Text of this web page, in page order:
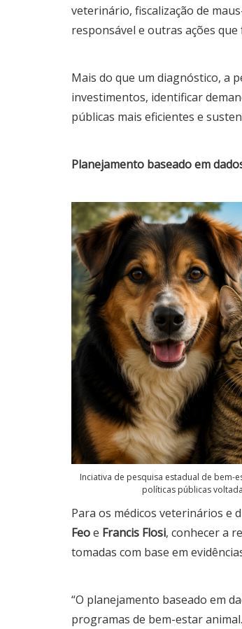
veterinário, fiscalização de
responsável e outras ações
Mais do que um diagnóstico, a
investimentos, identificar
públicas mais eficientes e
Planejamento baseado em
Inciativa de pesquisa estadual de bem-
políticas públicas
Para os médicos veterinários e
Feoe Francis Flosi, conhecer a
tomadas com base em
“O planejamento baseado em
programas de bem-estar